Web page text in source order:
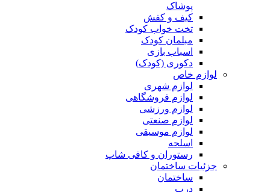
پوشاک
کیف و کفش
تخت خواب کودک
مبلمان کودک
اسباب بازی
دکوری (کودک)
لوازم خاص
لوازم شهری
لوازم فروشگاهی
لوازم ورزشی
لوازم صنعتی
لوازم موسیقی
اسلحه
رستوران و کافی شاپ
جزئیات ساختمان
ساختمان
درب